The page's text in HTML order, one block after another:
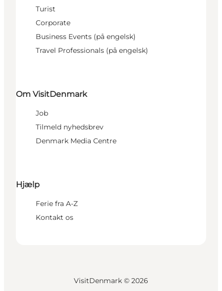
Turist
Corporate
Business Events (på engelsk)
Travel Professionals (på engelsk)
Om VisitDenmark
Job
Tilmeld nyhedsbrev
Denmark Media Centre
Hjælp
Ferie fra A-Z
Kontakt os
VisitDenmark © 2026